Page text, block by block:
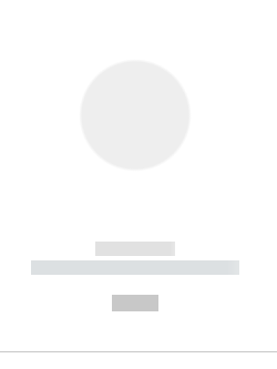
------------
----------- ----------- --------